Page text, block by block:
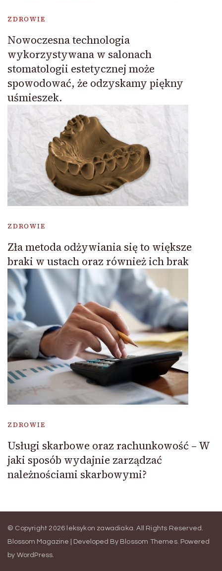
ZDROWIE
Nowoczesna technologia
wykorzystywana w salonach
stomatologii estetycznej może
spowodować, że odzyskamy piękny
uśmieszek.
ZDROWIE
Zła metoda odżywiania się to większe
braki w ustach oraz również ich brak
ZDROWIE
Usługi skarbowe oraz rachunkowość – W
jaki sposób wydajnie zarządzać
należnościami skarbowymi?
© Copyright 2026 leksykon zawadiaka. All Rights Reserved.
Blossom Magazine | Developed By Blossom Themes. Powered
by WordPress.